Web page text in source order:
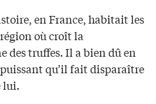
en France, habitait les
où croît la
des truffes. Il a bien dû en
qu’il fait disparaître
lui.